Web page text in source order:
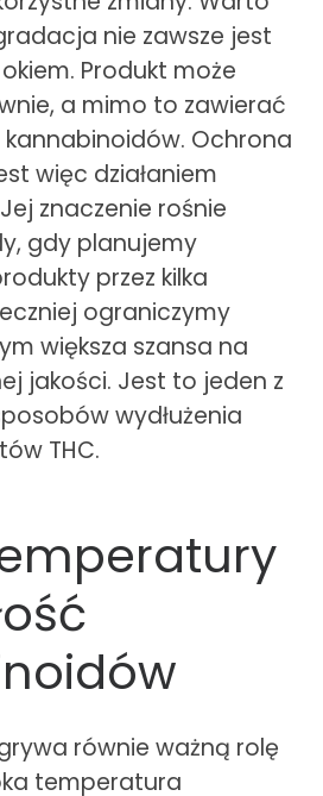
nie zawsze jest
Produkt może
a mimo to zawierać
Ochrona
więc działaniem
znaczenie rośnie
gdy planujemy
przez kilka
ograniczymy
większa szansa na
jakości. Jest to jeden z
wydłużenia
THC.
równie ważną rolę
temperatura